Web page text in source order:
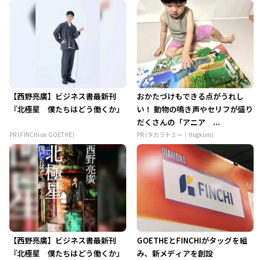
【西野亮廣】ビジネス書最新刊
『北極星 僕たちはどう働くか』
PR (FINCHI on GOETHE)
おかたづけもできる点がうれし
い！ 動物の鳴き声やセリフが盛り
だくさんの「アニア ...
PR (タカラトミー｜Hugkum)
【西野亮廣】ビジネス書最新刊
『北極星 僕たちはどう働くか』
GOETHEとFINCHIがタッグを組
み、新メディアを創設